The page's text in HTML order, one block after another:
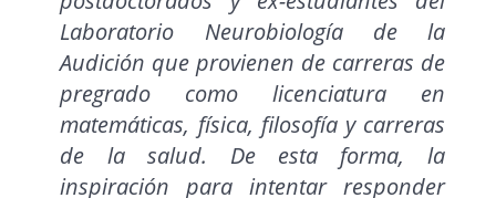
Laboratorio Neurobiología de la
Audición que provienen de carreras de
pregrado como licenciatura en
matemáticas, física, filosofía y carreras
de la salud. De esta forma, la
inspiración para intentar responder